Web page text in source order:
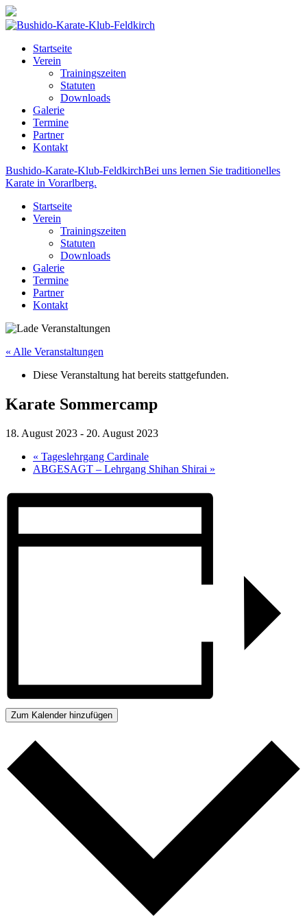
Startseite
Verein
Trainingszeiten
Statuten
Downloads
Galerie
Termine
Partner
Kontakt
Bushido-Karate-Klub-FeldkirchBei uns lernen Sie traditionelles
Karate in Vorarlberg.
Startseite
Verein
Trainingszeiten
Statuten
Downloads
Galerie
Termine
Partner
Kontakt
« Alle Veranstaltungen
Diese Veranstaltung hat bereits stattgefunden.
Karate Sommercamp
18. August 2023 - 20. August 2023
« Tageslehrgang Cardinale
ABGESAGT – Lehrgang Shihan Shirai »
Zum Kalender hinzufügen